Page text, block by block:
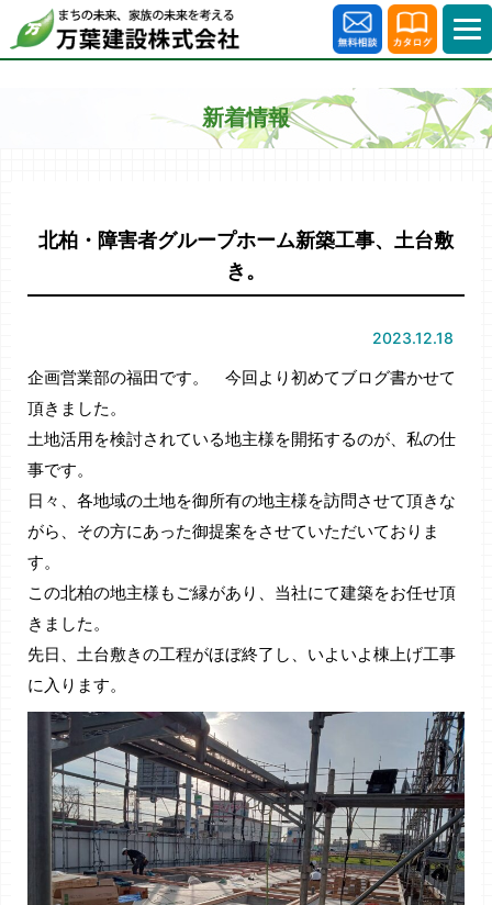
新着情報
北柏・障害者グループホーム新築工事、土台敷
き。
2023.12.18
企画営業部の福田です。 今回より初めてブログ書かせて
頂きました。
土地活用を検討されている地主様を開拓するのが、私の仕
事です。
日々、各地域の土地を御所有の地主様を訪問させて頂きな
がら、その方にあった御提案をさせていただいておりま
す。
この北柏の地主様もご縁があり、当社にて建築をお任せ頂
きました。
先日、土台敷きの工程がほぼ終了し、いよいよ棟上げ工事
に入ります。